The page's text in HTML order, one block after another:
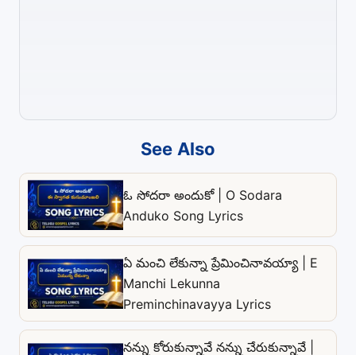
See Also
ఓ సోదరా అందుకో | O Sodara
Anduko Song Lyrics
ఏ మంచి లేకున్నా ప్రేమించినావయ్యా | E
Manchi Lekunna
Preminchinavayya Lyrics
నన్ను కోరుకున్నావే నన్ను చేరుకున్నావే |